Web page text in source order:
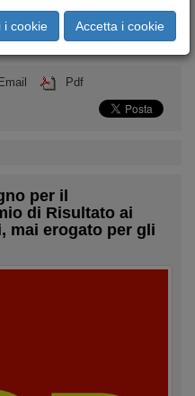
Toggle
Email Pdf
per il
di Risultato ai
mai erogato per gli
i cookie Accetta i cookie